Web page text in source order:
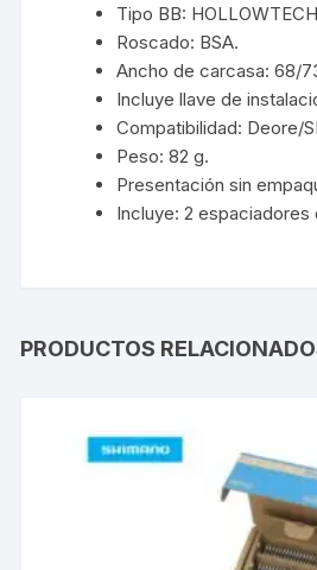
Tipo BB:
Roscado: BSA.
Ancho de carcasa: 68/
Incluye llave de
Compatibilidad: Deore/
Peso: 82 g.
Presentación sin
Incluye: 2 espaciadores
PRODUCTOS